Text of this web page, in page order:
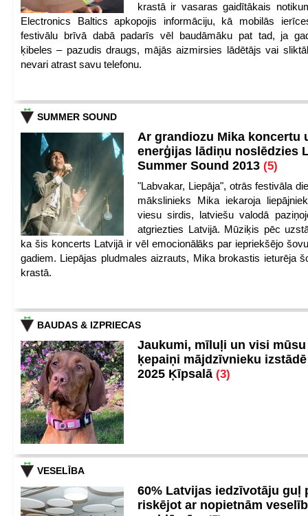
krastā ir vasaras gaidītākais
Electronics Baltics apkopojis informāciju, kā mobilās
festivālu brīvā dabā padarīs vēl baudāmāku pat tad, ja
ķibeles – pazudis draugs, mājās aizmirsies lādētājs vai
nevari atrast savu telefonu.
SUMMER SOUND
Ar grandiozu Mika koncertu
enerģijas lādiņu noslēdzies
Summer Sound 2013 (5)
"Labvakar, Liepāja", otrās festivāla
mākslinieks Mika iekaroja
viesu sirdis, latviešu valodā
atgriezties Latvijā. Mūziķis pēc
ka šis koncerts Latvijā ir vēl emocionālāks par iepriekšējo
gadiem. Liepājas pludmales aizrauts, Mika brokastis ieturēja
krastā.
BAUDAS & IZPRIECAS
Jaukumi, mīluļi un visi
ķepaiņi mājdzīvnieku
2025 Ķīpsalā (3)
VESELĪBA
60% Latvijas iedzīvotāju guļ
riskējot ar nopietnām